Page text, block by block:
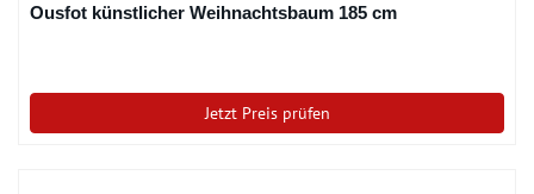
Ousfot künstlicher Weihnachtsbaum 185 cm
Jetzt Preis prüfen